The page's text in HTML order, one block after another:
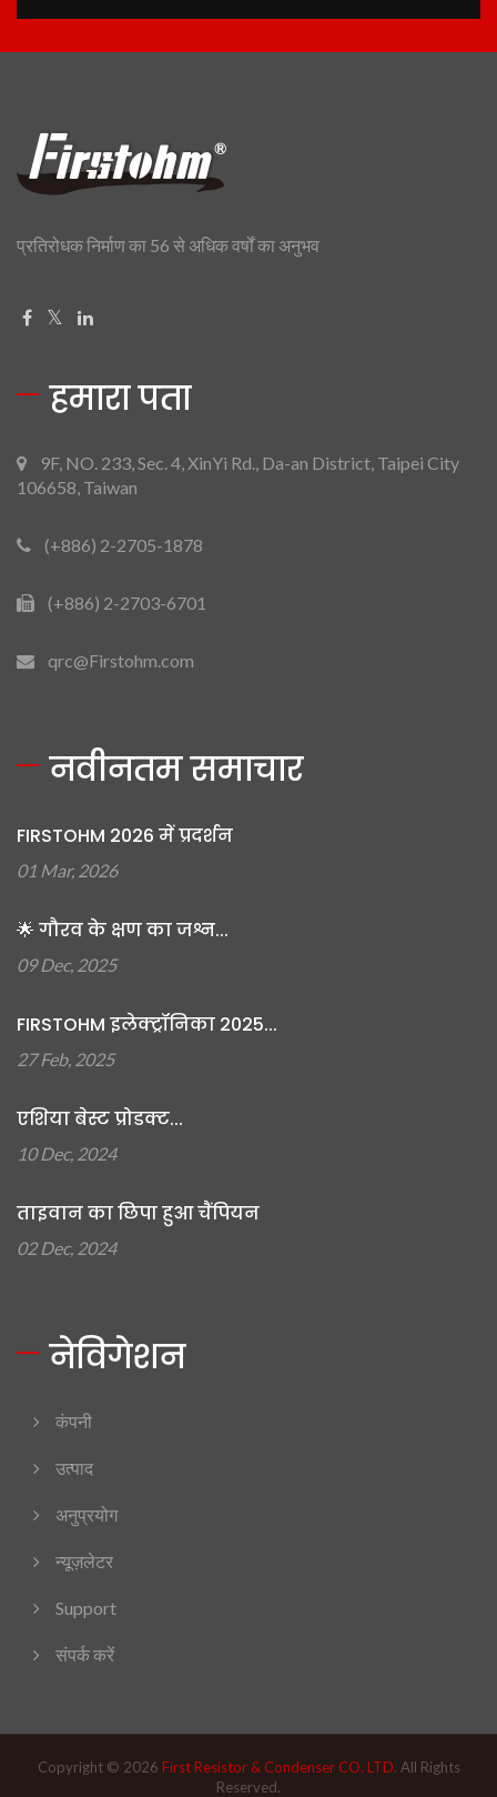
प्रतिरोधक निर्माण का 56 से अधिक वर्षों का अनुभव
हमारा पता
9F, NO. 233, Sec. 4, XinYi Rd., Da-an District, Taipei City
106658, Taiwan
(+886) 2-2705-1878
(+886) 2-2703-6701
qrc@Firstohm.com
नवीनतम समाचार
FIRSTOHM 2026 में प्रदर्शन
01 Mar, 2026
🌟 गौरव के क्षण का जश्न...
09 Dec, 2025
FIRSTOHM इलेक्ट्रॉनिका 2025...
27 Feb, 2025
एशिया बेस्ट प्रोडक्ट...
10 Dec, 2024
ताइवान का छिपा हुआ चैंपियन
02 Dec, 2024
नेविगेशन
कंपनी
उत्पाद
अनुप्रयोग
न्यूज़लेटर
Support
संपर्क करें
Copyright © 2026 First Resistor & Condenser CO. LTD. All Rights
Reserved.